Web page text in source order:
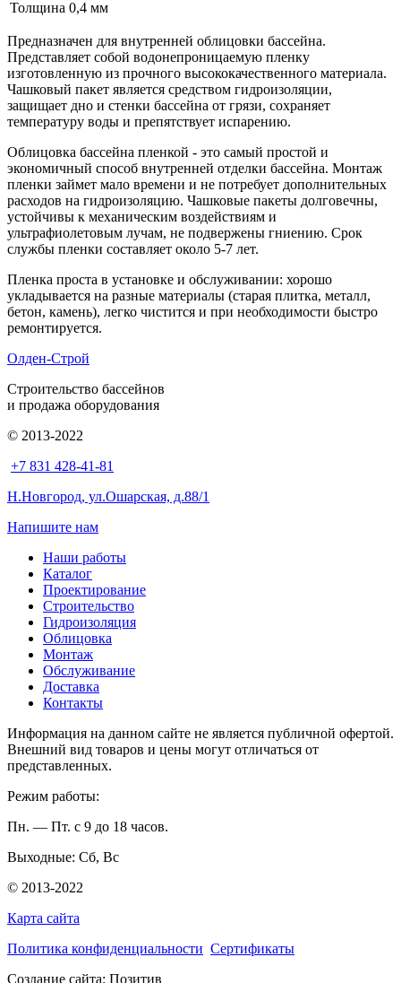
Толщина 0,4 мм
Предназначен для внутренней облицовки бассейна.
Представляет собой водонепроницаемую пленку
изготовленную из прочного высококачественного материала.
Чашковый пакет является средством гидроизоляции,
защищает дно и стенки бассейна от грязи, сохраняет
температуру воды и препятствует испарению.
Облицовка бассейна пленкой - это самый простой и
экономичный способ внутренней отделки бассейна. Монтаж
пленки займет мало времени и не потребует дополнительных
расходов на гидроизоляцию. Чашковые пакеты долговечны,
устойчивы к механическим воздействиям и
ультрафиолетовым лучам, не подвержены гниению. Срок
службы пленки составляет около 5-7 лет.
Пленка проста в установке и обслуживании: хорошо
укладывается на разные материалы (старая плитка, металл,
бетон, камень), легко чистится и при необходимости быстро
ремонтируется.
Олден-Строй
Строительство бассейнов
и продажа оборудования
© 2013-2022
+7 831 428-41-81
Н.Новгород, ул.Ошарская, д.88/1
Напишите нам
Наши работы
Каталог
Проектирование
Строительство
Гидроизоляция
Облицовка
Монтаж
Обслуживание
Доставка
Контакты
Информация на данном сайте не является публичной офертой.
Внешний вид товаров и цены могут отличаться от
представленных.
Режим работы:
Пн. — Пт. с 9 до 18 часов.
Выходные: Сб, Вс
© 2013-2022
Карта сайта
Политика конфиденциальности Сертификаты
Создание сайта: Позитив